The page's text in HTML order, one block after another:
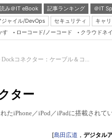
み＠IT eBook 記事ランキング ＠IT
ジャイル/DevOps セキュリティ キャ
す ローコード/ノーコード クラウドネ
Dockコネクター：ケーブル＆コ...
ター
たiPhone／iPod／iPadに搭載されて
[島田広道 ， デジタル